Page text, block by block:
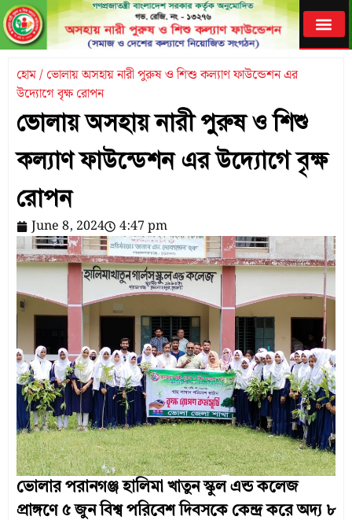
হোম / ভোলায় অসহায় নারী পুরুষ ও শিশু কল্যাণ ফাউন্ডেশন এর
উদ্যোগে বৃক্ষ রোপন
ভোলায় অসহায় নারী পুরুষ ও শিশু
কল্যাণ ফাউন্ডেশন এর উদ্যোগে বৃক্ষ
রোপন
June 8, 2024 4:47 pm
ভোলার পরানগঞ্জ হালিমা খাতুন স্কুল এন্ড কলেজ
প্রাঙ্গণে ৫ জুন বিশ্ব পরিবেশ দিবসকে কেন্দ্র করে অদ্য ৮